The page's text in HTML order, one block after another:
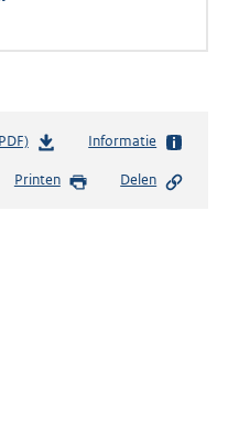
b
s
Informatie
Printen Delen